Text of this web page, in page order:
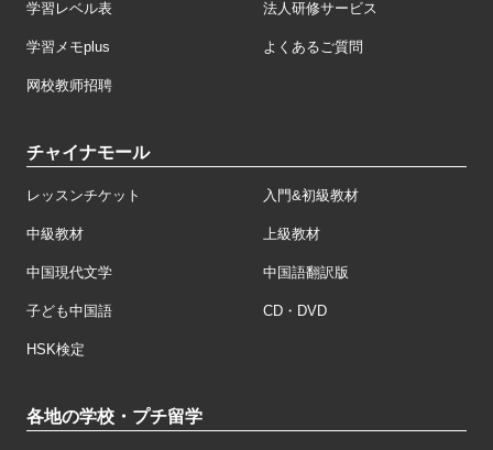
学習レベル表 法人研修サービス
学習メモplus よくあるご質問
网校教师招聘
チャイナモール
レッスンチケット 入門&初級教材
中級教材 上級教材
中国現代文学 中国語翻訳版
子ども中国語 CD・DVD
HSK検定
各地の学校・プチ留学